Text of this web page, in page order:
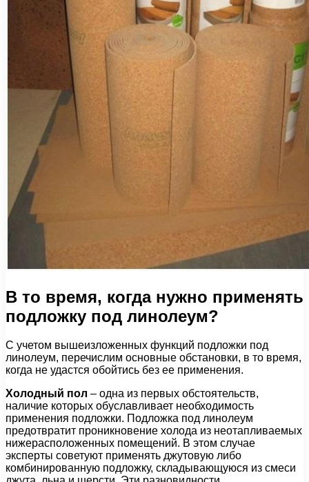
В то время, когда нужно применять
подложку под линолеум?
С учетом вышеизложенных функций подложки под
линолеум, перечислим основные обстановки, в то время,
когда не удастся обойтись без ее применения.
Холодный пол – одна из первых обстоятельств,
наличие которых обуславливает необходимость
применения подложки. Подложка под линолеум
предотвратит проникновение холода из неотапливаемых
нижерасположенных помещений. В этом случае
эксперты советуют применять джутовую либо
комбинированную подложку, складывающуюся из смеси